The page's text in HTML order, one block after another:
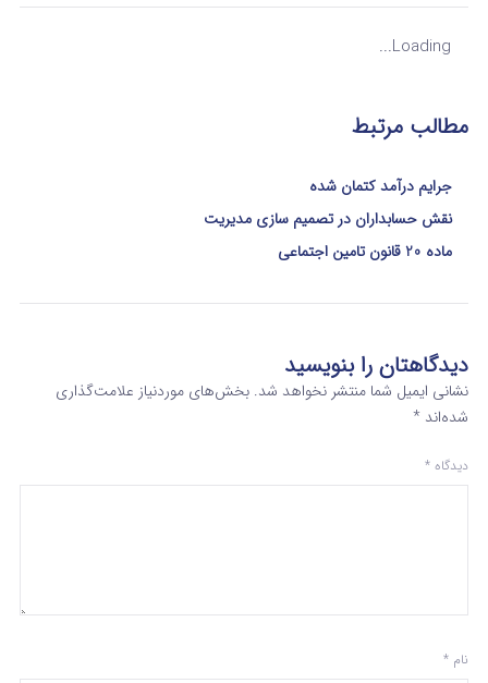
Loading...
مطالب مرتبط
جرایم درآمد کتمان شده
نقش حسابداران در تصمیم‌ سازی مدیریت
ماده 20 قانون تامین اجتماعی
دیدگاهتان را بنویسید
نشانی ایمیل شما منتشر نخواهد شد. بخش‌های موردنیاز علامت‌گذاری
شده‌اند *
دیدگاه *
نام *